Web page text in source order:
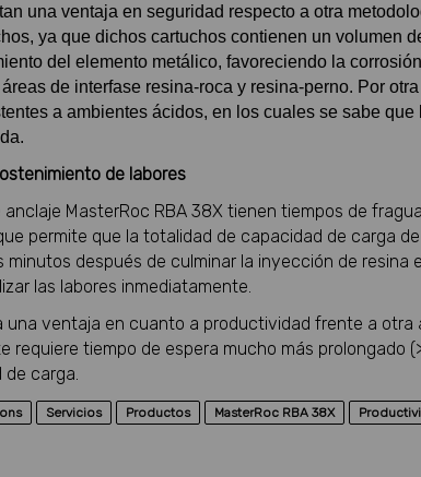
una ventaja en seguridad respecto a otra
ya que dichos cartuchos contienen un volumen
del elemento metálico, favoreciendo la
de interfase resina-roca y resina-perno. Por
a ambientes ácidos, en los cuales se sabe
de labores
MasterRoc RBA 38X tienen tiempos de
permite que la totalidad de capacidad de carga
después de culminar la inyección de resina
las labores inmediatamente.
ventaja en cuanto a productividad frente a otra
requiere tiempo de espera mucho más prolongado
de carga.
Servicios Productos MasterRoc RBA 38X